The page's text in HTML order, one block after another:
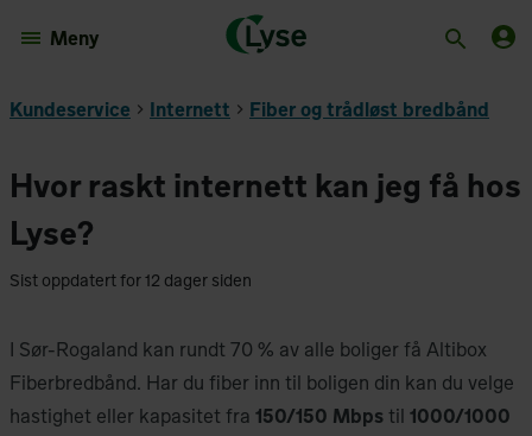
Meny
Kundeservice Internett Fiber og trådløst bredbånd
Hvor raskt internett kan jeg få hos
Lyse?
Sist oppdatert for 12 dager siden
I Sør-Rogaland kan rundt 70 % av alle boliger få Altibox
Fiberbredbånd. Har du fiber inn til boligen din kan du velge
hastighet eller kapasitet fra 150/150 Mbps til 1000/1000